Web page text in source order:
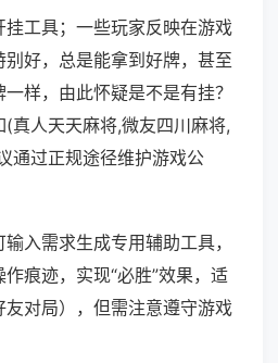
工具；一些玩家反映在游戏
好，总是能拿到好牌，甚至
样，由此怀疑是不是有挂？
真人天天麻将,微友四川麻将,
通过正规途径维护游戏公
入需求生成专用辅助工具，
痕迹，实现“必胜”效果，适
对局），但需注意遵守游戏